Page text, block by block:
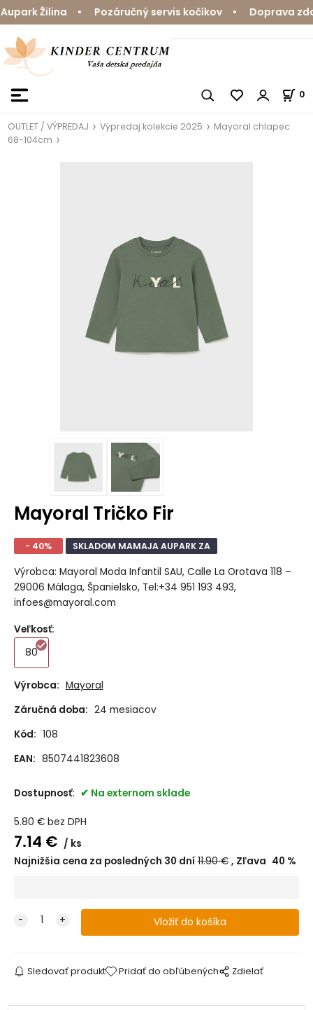
Žilina • Pozáručný servis kočíkov • Doprava
0
OUTLET / VÝPREDAJ Výpredaj kolekcie 2025
Mayoral chlapec
68-104cm
Mayoral Tričko Fir
- 40% SKLADOM MAMAJA AUPARK ZA
Výrobca: Mayoral Moda Infantil SAU, Calle La Orotava 118 –
29006 Málaga, Španielsko, Tel:+34 951 193 493,
infoes@mayoral.com
Veľkosť:
80
Výrobca: Mayoral
Záručná doba: 24 mesiacov
Kód: 108
EAN: 8507441823608
Dostupnosť: Na externom sklade
5.80 € bez DPH
7.14 €
ks
Najnižšia cena za posledných 30 dní 11.90€ Zľava 40 %
Sledovať produkt Pridať do obľúbených Zdielať